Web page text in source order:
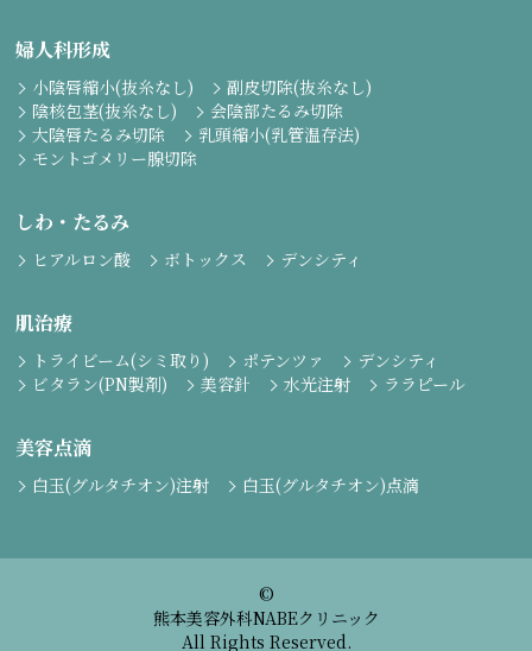
婦人科形成
小陰唇縮小(抜糸なし)
副皮切除(抜糸なし)
陰核包茎(抜糸なし)
会陰部たるみ切除
大陰唇たるみ切除
乳頭縮小(乳管温存法)
モントゴメリー腺切除
しわ・たるみ
ヒアルロン酸 ボトックス デンシティ
肌治療
トライビーム(シミ取り) ポテンツァ
デンシティ
ビタラン(PN製剤)
美容針 水光注射 ララピール
美容点滴
白玉(グルタチオン)注射 白玉(グルタチオン)点滴
©
熊本美容外科NABEクリニック
All Rights Reserved.